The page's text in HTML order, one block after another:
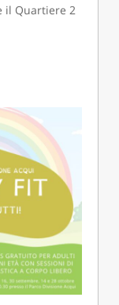
il Quartiere 2